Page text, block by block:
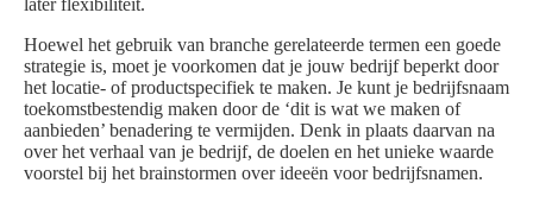
later flexibiliteit.
Hoewel het gebruik van branche gerelateerde termen een goede
strategie is, moet je voorkomen dat je jouw bedrijf beperkt door
het locatie- of productspecifiek te maken. Je kunt je bedrijfsnaam
toekomstbestendig maken door de ‘dit is wat we maken of
aanbieden’ benadering te vermijden. Denk in plaats daarvan na
over het verhaal van je bedrijf, de doelen en het unieke waarde
voorstel bij het brainstormen over ideeën voor bedrijfsnamen.